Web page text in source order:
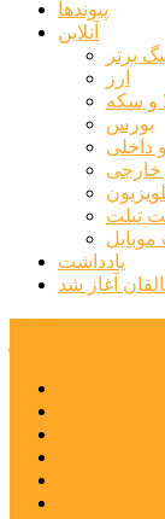
پیوندها
آنلاین
برتر
ارز
و سکه
بورس
داخلی
خارجی
تبلت
یادداشت
آغاز شد